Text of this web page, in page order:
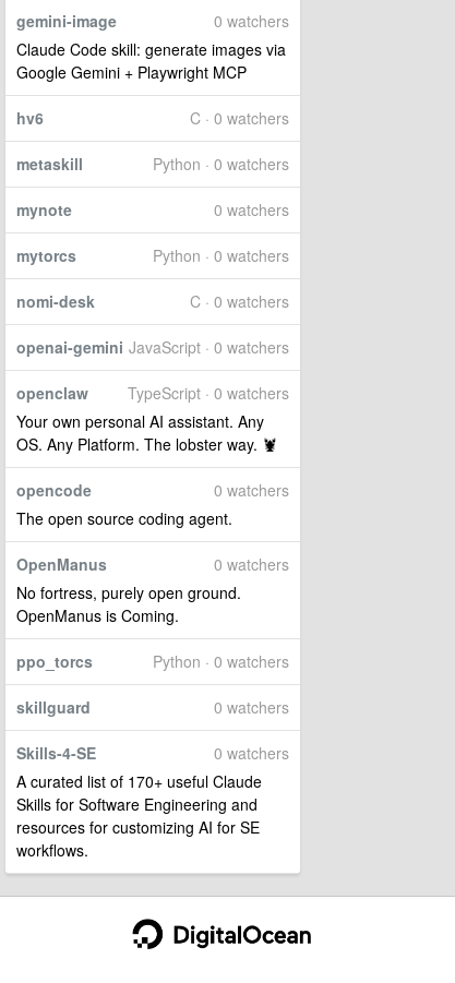
0 watchers
gemini-image
Claude Code skill: generate images via
Google Gemini + Playwright MCP
C · 0 watchers
hv6
Python · 0 watchers
metaskill
0 watchers
mynote
Python · 0 watchers
mytorcs
C · 0 watchers
nomi-desk
JavaScript · 0 watchers
openai-gemini
TypeScript · 0 watchers
openclaw
Your own personal AI assistant. Any
OS. Any Platform. The lobster way. 🦞
0 watchers
opencode
The open source coding agent.
0 watchers
OpenManus
No fortress, purely open ground.
OpenManus is Coming.
Python · 0 watchers
ppo_torcs
0 watchers
skillguard
0 watchers
Skills-4-SE
A curated list of 170+ useful Claude
Skills for Software Engineering and
resources for customizing AI for SE
workflows.